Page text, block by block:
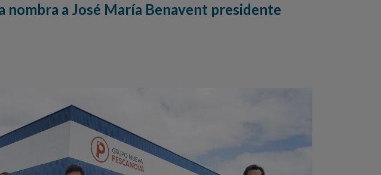
nombra a José María Benavent presidente